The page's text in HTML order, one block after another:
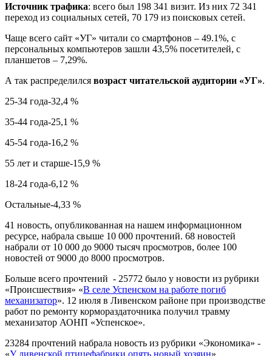
Источник трафика: всего был 198 341 визит. Из них 72 341
переход из социальных сетей, 70 179 из поисковых сетей.
Чаще всего сайт «УГ» читали со смартфонов – 49.1%, с
персональных компьютеров зашли 43,5% посетителей, с
планшетов – 7,29%.
А так распределился возраст читательской аудитории «УГ».
25‑34 года-32,4 %
35‑44 года-25,1 %
45-54 года-16,2 %
55 лет и старше-15,9 %
18‑24 года-6,12 %
Остальные-4,33 %
41 новость, опубликованная на нашем информационном
ресурсе, набрала свыше 10 000 прочтений. 68 новостей
набрали от 10 000 до 9000 тысяч просмотров, более 100
новостей от 9000 до 8000 просмотров.
Больше всего прочтений - 25772 было у новости из рубрики
«Происшествия» «В селе Успенском на работе погиб
механизатор». 12 июля в Ливенском районе при производстве
работ по ремонту кормораздаточника получил травму
механизатор АОНП «Успенское».
23284 прочтений набрала новость из рубрики «Экономика» -
«У ливенской птицефабрики опять новый хозяин».